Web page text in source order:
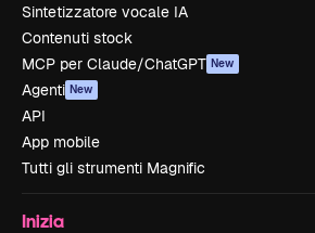
Sintetizzatore vocale IA
Contenuti stock
MCP per Claude/ChatGPT New
Agenti New
API
App mobile
Tutti gli strumenti Magnific
Inizia